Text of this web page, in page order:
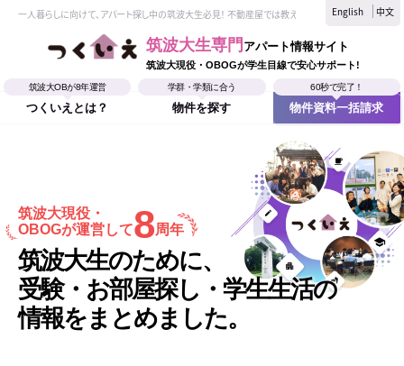
一人暮らしに向けて、アパート探し中の筑波大生必見！ 不動産屋では教えてくれない、筑波大生なら
English 中文
筑波大生専門 アパート情報サイト
筑波大現役・OBOGが学生目線で安心サポート!
筑波大OBが8年運営
つくいえとは？
学群・学類に合う
物件を探す
60秒で完了！
物件資料一括請求
筑波大現役・
OBOGが運営して8周年
筑波大生のために、
受験・お部屋探し・学生生活の
情報をまとめました。